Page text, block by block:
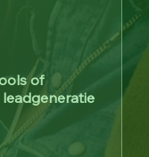
of